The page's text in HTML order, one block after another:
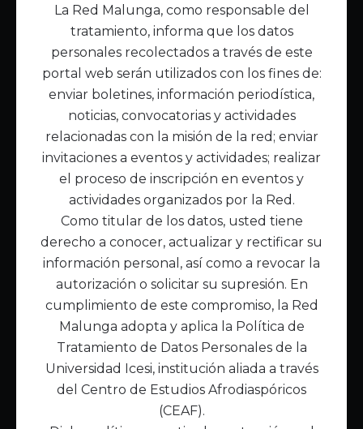
Acepto lapolítica de privacidad
Enlaces Principales
Inicio
Acerca de Malunga
Nuestra misión
Quiénes somos
Enlaces de interés
Publicaciones
Noticias
Contáctanos
Política de Tratamiento de Datos
La Red Malunga, como responsable del
tratamiento, informa que los datos
personales recolectados a través de este
portal web serán utilizados con los fines de:
enviar boletines, información periodística,
noticias, convocatorias y actividades
relacionadas con la misión de la red; enviar
invitaciones a eventos y actividades; realizar
el proceso de inscripción en eventos y
actividades organizados por la Red.
Como titular de los datos, usted tiene
derecho a conocer, actualizar y rectificar su
información personal, así como a revocar la
autorización o solicitar su supresión. En
cumplimiento de este compromiso, la Red
Malunga adopta y aplica la Política de
Tratamiento de Datos Personales de la
Universidad Icesi, institución aliada a través
del Centro de Estudios Afrodiaspóricos
(CEAF).